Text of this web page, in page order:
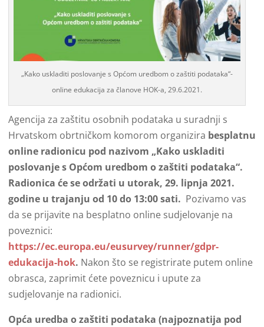
„Kako uskladiti poslovanje s Općom uredbom o zaštiti podataka“-
online edukacija za članove HOK-a, 29.6.2021.
Agencija za zaštitu osobnih podataka u suradnji s
Hrvatskom obrtničkom komorom organizira besplatnu
online radionicu pod nazivom „Kako uskladiti
poslovanje s Općom uredbom o zaštiti podataka“.
Radionica će se održati u utorak, 29. lipnja 2021.
godine u trajanju od 10 do 13:00 sati. Pozivamo vas
da se prijavite na besplatno online sudjelovanje na
poveznici:
https://ec.europa.eu/eusurvey/runner/gdpr-
edukacija-hok. Nakon što se registrirate putem online
obrasca, zaprimit ćete poveznicu i upute za
sudjelovanje na radionici.
Opća uredba o zaštiti podataka (najpoznatija pod